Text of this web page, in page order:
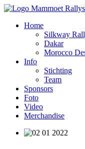
Home
Silkway
Dakar
Morocco
Info
Stichting
Team
Sponsors
Foto
Video
Merchandise